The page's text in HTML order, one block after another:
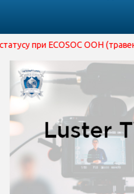
ООН (травень 2026 р.) —